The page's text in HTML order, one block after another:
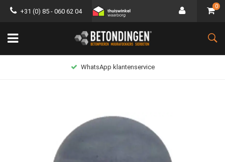
+31 (0) 85 - 060 62 04
0
WhatsApp klantenservice